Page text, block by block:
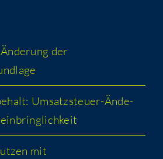
der
Umsatz­steu­er-Ände­
mit